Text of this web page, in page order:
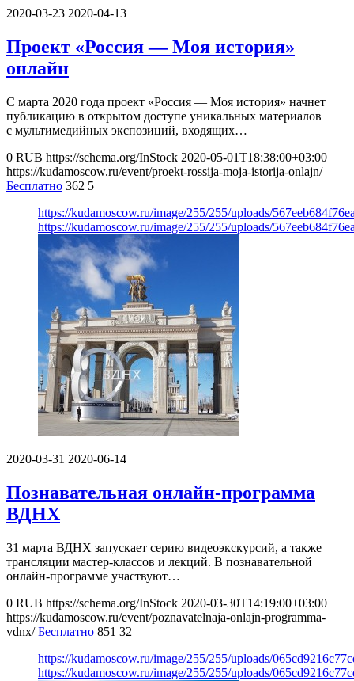
2020-03-23 2020-04-13
Проект «Россия — Моя история»
онлайн
С марта 2020 года проект «Россия — Моя история» начнет
публикацию в открытом доступе уникальных материалов
с мультимедийных экспозиций, входящих…
0 RUB https://schema.org/InStock 2020-05-01T18:38:00+03:00
https://kudamoscow.ru/event/proekt-rossija-moja-istorija-onlajn/
Бесплатно 362 5
https://kudamoscow.ru/image/255/255/uploads/
https://kudamoscow.ru/image/255/255/uploads/
2020-03-31 2020-06-14
Познавательная онлайн-программа
ВДНХ
31 марта ВДНХ запускает серию видеоэкскурсий, а также
трансляции мастер-классов и лекций. В познавательной
онлайн-программе участвуют…
0 RUB https://schema.org/InStock 2020-03-30T14:19:00+03:00
https://kudamoscow.ru/event/poznavatelnaja-onlajn-programma-
vdnx/ Бесплатно 851 32
https://kudamoscow.ru/image/255/255/uploads/
https://kudamoscow.ru/image/255/255/uploads/